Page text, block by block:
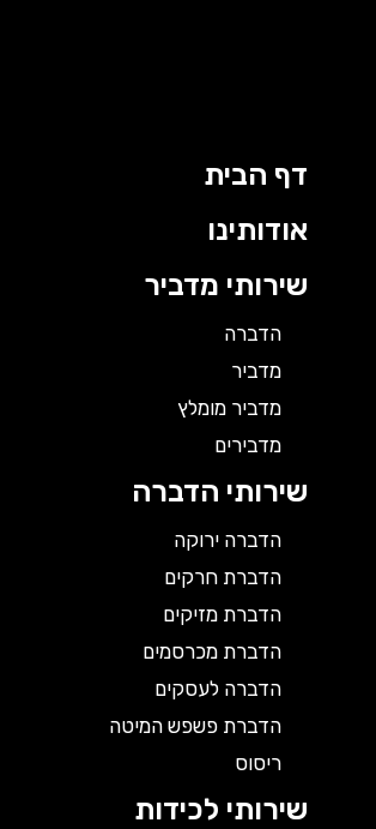
דף הבית
אודותינו
שירותי מדביר
הדברה
מדביר
מדביר מומלץ
מדבירים
שירותי הדברה
הדברה ירוקה
הדברת חרקים
הדברת מזיקים
הדברת מכרסמים
הדברה לעסקים
הדברת פשפש המיטה
ריסוס
שירותי לכידות